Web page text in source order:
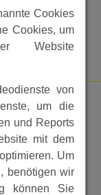
Cookies
Cookies, um
Website
von
um die
und Reports
mit dem
Um
benötigen wir
können Sie